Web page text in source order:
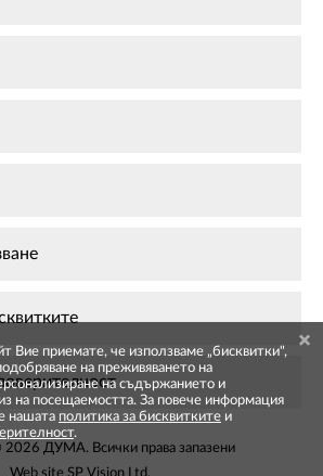
ДУМА. Всички права запазени
Вие приемате, че използваме „бисквитки",
на преживяването на
на съдържанието и
на посещаемостта. За повече информация
нашата политика за бисквитките и
.